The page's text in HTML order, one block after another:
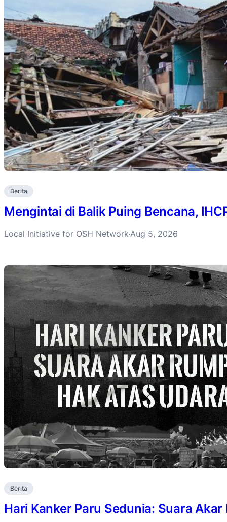
Berita
Mengintai di Balik Puing Bencana,
Local Initiative for OSH Network·Aug 5, 2026
Berita
Hari Kanker Paru Sedunia: Suara